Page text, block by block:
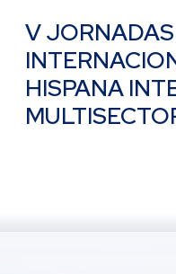
V JORNADAS
HISPANA